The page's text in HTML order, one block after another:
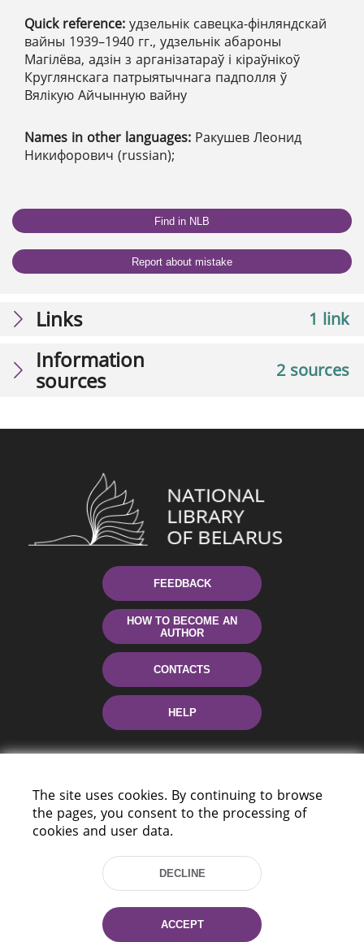
Quick reference: удзельнік савецка-фінляндскай
вайны 1939–1940 гг., удзельнік абароны
Магілёва, адзін з арганізатараў і кіраўнікоў
Круглянскага патрыятычнага падполля ў
Вялікую Айчынную вайну
Names in other languages: Ракушев Леонид
Никифорович (russian);
Find in NLB
Report about mistake
1 link
Links
2 sources
Information
sources
FEEDBACK
HOW TO BECOME AN
AUTHOR
CONTACTS
HELP
220114, Niezaležnasci Ave. 116, Minsk,
Tel.: (+375 17) 368 37 37
Fax: (+375 17) 368 97 06
The site uses cookies. By continuing to browse
the pages, you consent to the processing of
cookies and user data.
DECLINE
ACCEPT